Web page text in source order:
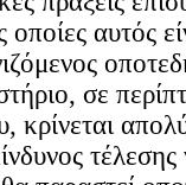
οποίες αυτός
σε
κρίνεται